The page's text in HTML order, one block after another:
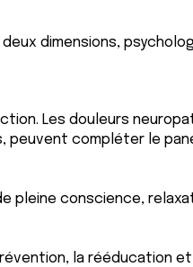
dimensions,
Les douleurs
peuvent compléter le
pleine conscience,
la rééducation